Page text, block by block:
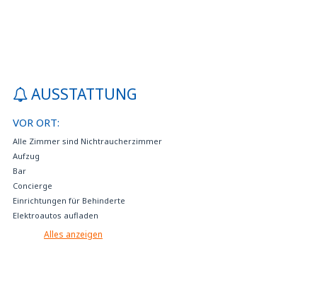
AUSSTATTUNG
VOR ORT:
Alle Zimmer sind Nichtraucherzimmer
Aufzug
Bar
Concierge
Einrichtungen für Behinderte
Elektroautos aufladen
Falls nicht im Preis inbegriffen, kann Frühstück im Hotel zum Preis von 18
Alles anzeigen